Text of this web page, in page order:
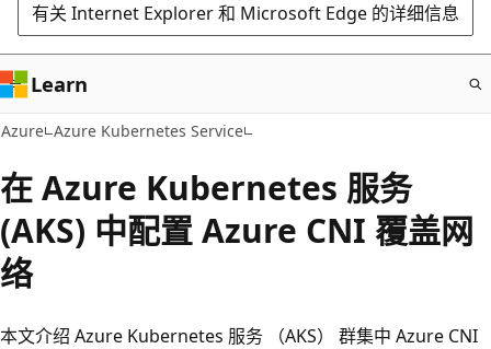
有关 Internet Explorer 和 Microsoft Edge 的详细信息
Learn
Azure Azure Kubernetes Service
在 Azure Kubernetes 服务
(AKS) 中配置 Azure CNI 覆盖网
络
本文介绍 Azure Kubernetes 服务 （AKS） 群集中 Azure CNI